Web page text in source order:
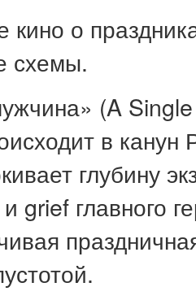
о
схемы.
(A
в канун
глубину
grief главного